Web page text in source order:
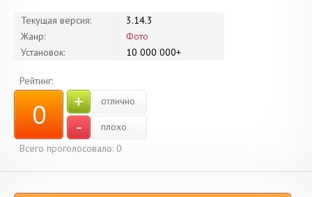
Текущая версия:
3.14.3
Жанр:
Фото
Установок:
10 000 000+
Рейтинг:
0 + отлично
-
плохо
Всего проголосовало: 0